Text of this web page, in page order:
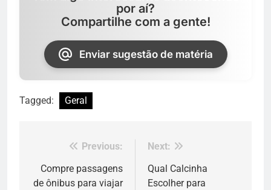
por aí?
Compartilhe com a gente!
Enviar sugestão de matéria
Tagged: Geral
Navegação
de
Previous:
Compre passagens
de ônibus para viajar
Next:
Qual Calcinha
Escolher para